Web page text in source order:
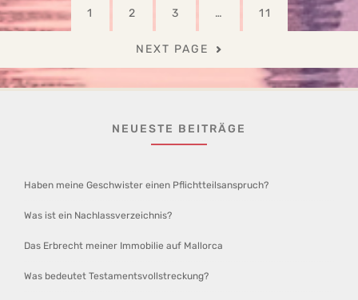
Beiträge
PAGE
1 PAGE
2 PAGE
3 … PAGE
11
NEXT PAGE
NEUESTE BEITRÄGE
Haben meine Geschwister einen Pflichtteilsanspruch?
Was ist ein Nachlassverzeichnis?
Das Erbrecht meiner Immobilie auf Mallorca
Was bedeutet Testamentsvollstreckung?